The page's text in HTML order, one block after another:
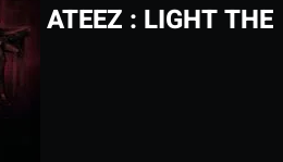
ATEEZ : LIGHT THE